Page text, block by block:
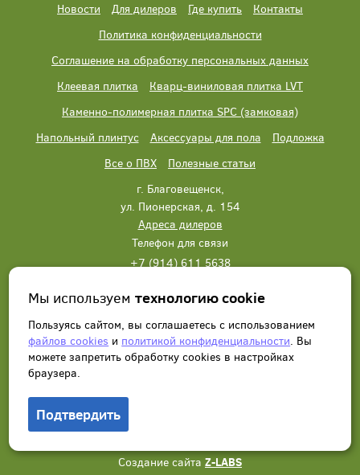
Новости Для дилеров Где купить
Контакты
Политика конфиденциальности
Соглашение на обработку персональных данных
Клеевая плитка
Кварц-виниловая плитка LVT
Каменно-полимерная плитка SPC (замковая)
Напольный плинтус
Аксессуары для пола
Подложка
Все о ПВХ
Полезные статьи
г. Благовещенск,
ул. Пионерская, д. 154
Адреса дилеров
Телефон для связи
+7 (914) 611 5638
Написать нам Заказать звонок
Создание сайта Z-LABS
Мы используемтехнологию cookie
Пользуясь сайтом, вы соглашаетесь с использованием
файлов cookies и политикой конфиденциальности. Вы
можете запретить обработку сookies в настройках
браузера.
Подтвердить